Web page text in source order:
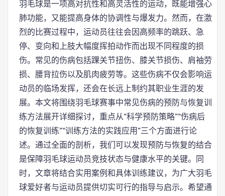
羽毛球是一项高对抗性和高灵活性的运动，既能增强心
肺功能，又能提高身体的协调性与爆发力。然而，在激
烈的比赛过程中，运动员往往会因高频率的跳跃、急
停、变向和上肢大幅度挥拍动作而出现不同程度的损
伤。常见的伤病包括踝关节扭伤、膝关节损伤、肩袖劳
损、腰背拉伤以及肌肉疲劳等。这些伤病不仅会影响运
动员的临场发挥，还会在长远上制约其职业生涯的发
展。本文将围绕羽毛球赛事中常见伤病的预防与恢复训
练方法展开详细探讨，重点从“科学预防策略”“伤病后
的恢复训练”“训练方法的实践应用”三个方面进行论
述。通过全面的剖析，我们可以发现预防与恢复的结合
是保障羽毛球运动员竞技状态与健康水平的关键。同
时，文章将结合实用案例和具体训练建议，为广大羽毛
球爱好者与运动员提供切实可行的指导与启示。希望通